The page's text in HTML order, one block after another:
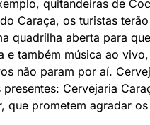
quitandeiras de
Caraça, os turistas
quadrilha aberta para
e também música ao
não param por aí.
Cervejaria
que prometem agradar